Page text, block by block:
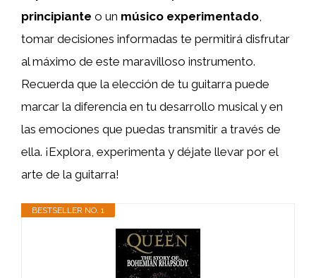
principiante o un músico experimentado
tomar decisiones informadas te permitirá disfrutar
al máximo de este maravilloso instrumento.
Recuerda que la elección de tu guitarra puede
marcar la diferencia en tu desarrollo musical y en
las emociones que puedas transmitir a través de
ella. ¡Explora, experimenta y déjate llevar por el
arte de la guitarra!
BESTSELLER NO. 1